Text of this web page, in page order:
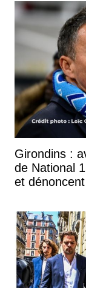
Girondins :
de National
et